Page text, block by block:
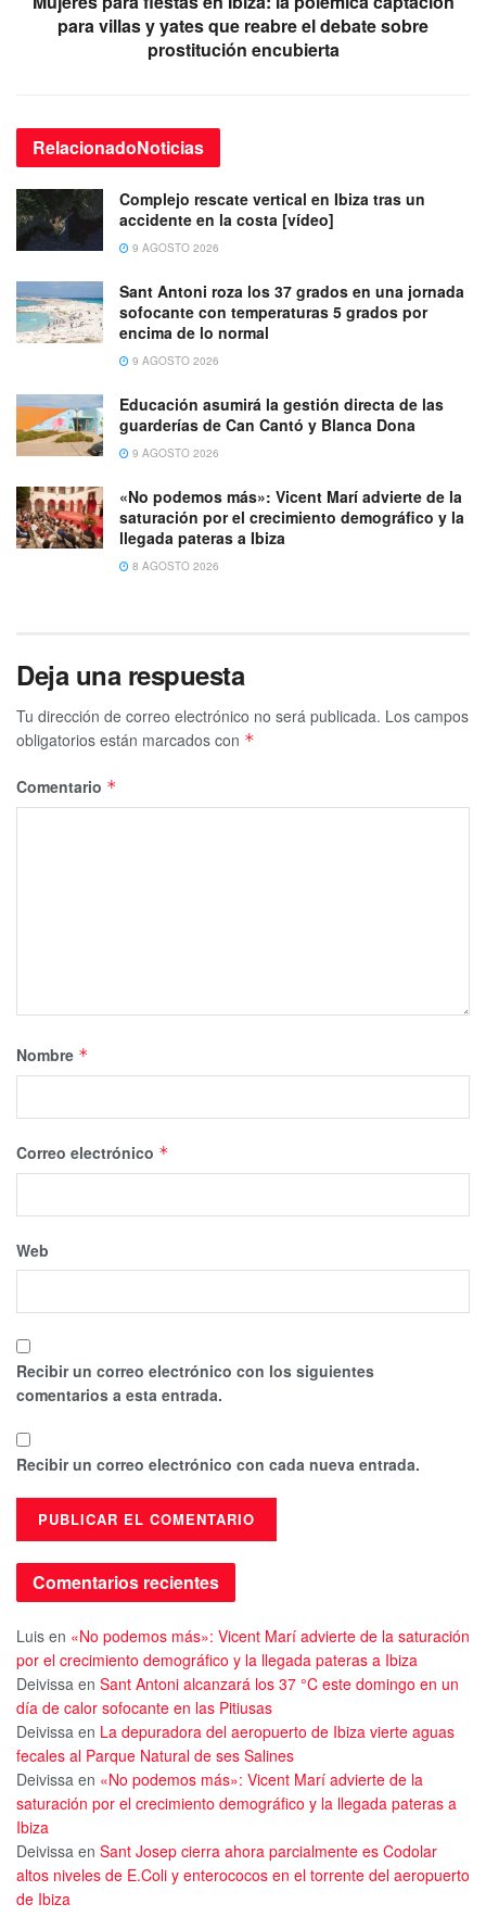
para villas y yates que reabre el debate sobre
prostitución encubierta
RelacionadoNoticias
Complejo rescate vertical en Ibiza tras un
accidente en la costa [vídeo]
9 AGOSTO 2026
Sant Antoni roza los 37 grados en una jornada
sofocante con temperaturas 5 grados por
encima de lo normal
9 AGOSTO 2026
Educación asumirá la gestión directa de las
guarderías de Can Cantó y Blanca Dona
9 AGOSTO 2026
«No podemos más»: Vicent Marí advierte de la
saturación por el crecimiento demográfico y la
llegada pateras a Ibiza
8 AGOSTO 2026
Deja una respuesta
Tu dirección de correo electrónico no será publicada. Los campos
obligatorios están marcados con *
Comentario *
Nombre *
Correo electrónico *
Web
Recibir un correo electrónico con los siguientes
comentarios a esta entrada.
Recibir un correo electrónico con cada nueva entrada.
Comentarios recientes
Luis en «No podemos más»: Vicent Marí advierte de la saturación
por el crecimiento demográfico y la llegada pateras a Ibiza
Deivissa en Sant Antoni alcanzará los 37 °C este domingo en un
día de calor sofocante en las Pitiusas
Deivissa en La depuradora del aeropuerto de Ibiza vierte aguas
fecales al Parque Natural de ses Salines
Deivissa en «No podemos más»: Vicent Marí advierte de la
saturación por el crecimiento demográfico y la llegada pateras a
Ibiza
Deivissa en Sant Josep cierra ahora parcialmente es Codolar
altos niveles de E.Coli y enterococos en el torrente del aeropuerto
de Ibiza